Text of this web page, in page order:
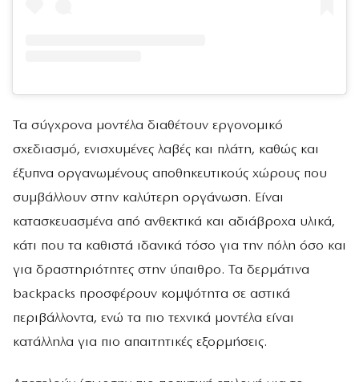
Τα σύγχρονα μοντέλα διαθέτουν εργονομικό
σχεδιασμό, ενισχυμένες λαβές και πλάτη, καθώς και
έξυπνα οργανωμένους αποθηκευτικούς χώρους που
συμβάλλουν στην καλύτερη οργάνωση. Είναι
κατασκευασμένα από ανθεκτικά και αδιάβροχα υλικά,
κάτι που τα καθιστά ιδανικά τόσο για την πόλη όσο και
για δραστηριότητες στην ύπαιθρο. Τα δερμάτινα
backpacks προσφέρουν κομψότητα σε αστικά
περιβάλλοντα, ενώ τα πιο τεχνικά μοντέλα είναι
κατάλληλα για πιο απαιτητικές εξορμήσεις.